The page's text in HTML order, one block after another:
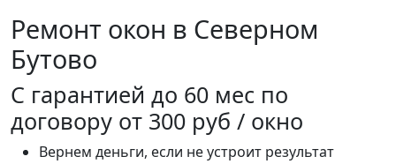
Ремонт окон в Северном
Бутово
С гарантией до 60 мес по
договору от 300 руб / окно
Вернем деньги, если не устроит результат